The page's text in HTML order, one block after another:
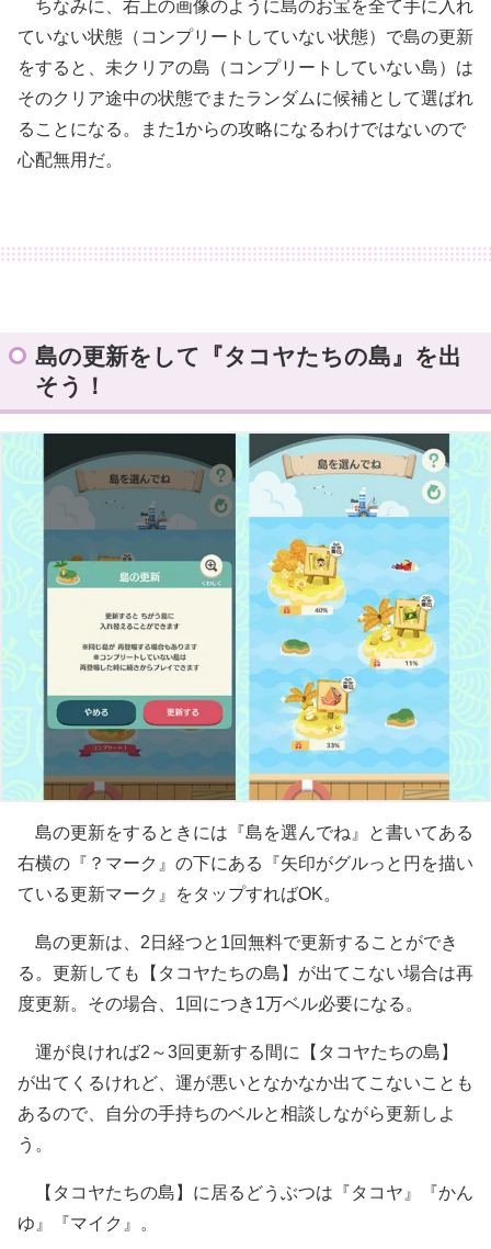
ちなみに、右上の画像のように島のお宝を全て手に入れ
ていない状態（コンプリートしていない状態）で島の更新
をすると、未クリアの島（コンプリートしていない島）は
そのクリア途中の状態でまたランダムに候補として選ばれ
ることになる。また1からの攻略になるわけではないので
心配無用だ。
島の更新をして『タコヤたちの島』を出
そう！
島の更新をするときには『島を選んでね』と書いてある
右横の『？マーク』の下にある『矢印がグルっと円を描い
ている更新マーク』をタップすればOK。
島の更新は、2日経つと1回無料で更新することができ
る。更新しても【タコヤたちの島】が出てこない場合は再
度更新。その場合、1回につき1万ベル必要になる。
運が良ければ2～3回更新する間に【タコヤたちの島】
が出てくるけれど、運が悪いとなかなか出てこないことも
あるので、自分の手持ちのベルと相談しながら更新しよ
う。
【タコヤたちの島】に居るどうぶつは『タコヤ』『かん
ゆ』『マイク』。